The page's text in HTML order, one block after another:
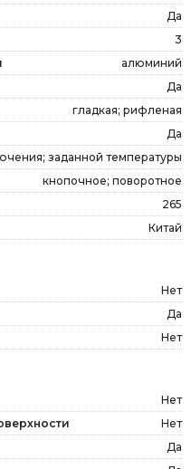
Да
3
алюминий
Да
гладкая; рифленая
Да
заданной температуры
кнопочное; поворотное
265
Китай
Нет
Да
Нет
Нет
Нет
Да